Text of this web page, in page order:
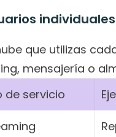
individuales
que utilizas
mensajería o
de servicio